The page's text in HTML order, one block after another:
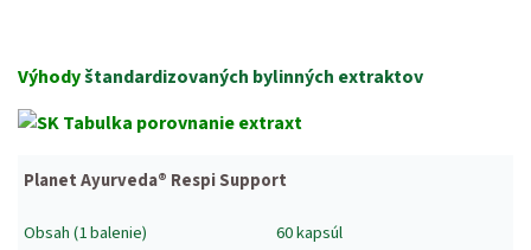
Výhodyštandardizovaných bylinných extraktov
Planet Ayurveda® Respi Support
Obsah (1 balenie) 60 kapsúl